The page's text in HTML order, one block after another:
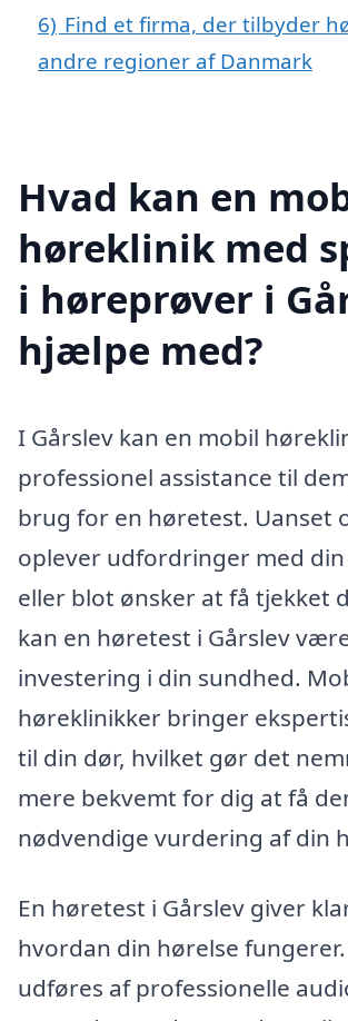
6) Find et firma, der tilbyder
andre regioner af Danmark
Hvad kan en
høreklinik med
i høreprøver i
hjælpe med?
I Gårslev kan en mobil
professionel assistance til
brug for en høretest. Uanset
oplever udfordringer med
eller blot ønsker at få tjekket
kan en høretest i Gårslev
investering i din sundhed.
høreklinikker bringer
til din dør, hvilket gør det
mere bekvemt for dig at få
nødvendige vurdering af din
En høretest i Gårslev giver
hvordan din hørelse
udføres af professionelle